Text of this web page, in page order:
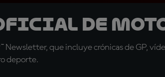
de
Newsletter, que incluye crónicas de GP,
deporte.